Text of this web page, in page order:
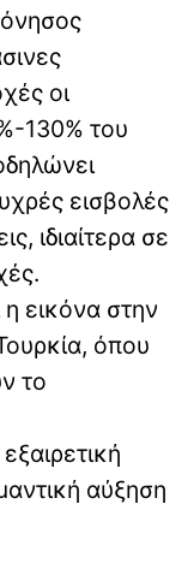
οι
130% του
εισβολές
ιδιαίτερα σε
εικόνα στην
όπου
το
αύξηση